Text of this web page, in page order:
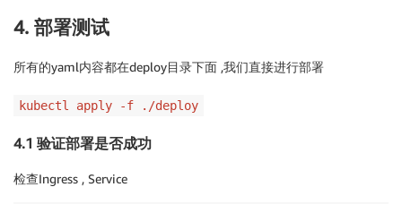
    metadata:
      labels:
        app.kubernetes.io/component: routing
        app.kubernetes.io/version: 0.0.1
      affinity:
4. 部署测试
所有的yaml内容都在deploy目录下面 ,我们直接进行部署
kubectl apply -f ./deploy
4.1 验证部署是否成功
检查Ingress , Service